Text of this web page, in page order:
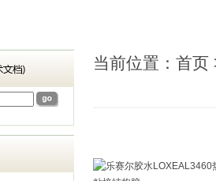
当前位置： 首页